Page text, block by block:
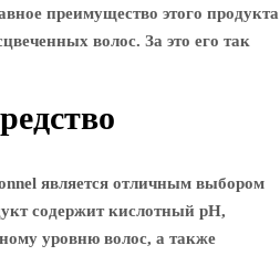
преимущество этого продукта
волос. За это его так
является отличным выбором
содержит кислотный pH,
уровню волос, а также